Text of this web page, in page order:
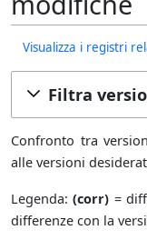
Visualizza i registri
Filtra
Confronto tra
alle versioni
Legenda:(corr) =
differenze con la